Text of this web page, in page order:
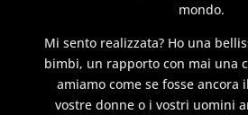
mondo.
Mi sento realizzata? Ho una
bimbi, un rapporto con mai una
amiamo come se fosse ancora
vostre donne o i vostri uomini